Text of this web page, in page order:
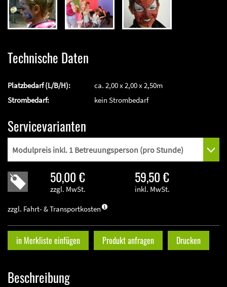
Servicevarianten
50,00 €
zzgl. MwSt.
59,50 €
inkl. MwSt.
zzgl. Fahrt- & Transportkosten
in Merkliste einfügen Produkt anfragen Drucken
Beschreibung
Technische Daten
Platzbedarf (L/B/H):
ca. 2,00 x 2,00 x 2,50m
Strombedarf:
kein Strombedarf